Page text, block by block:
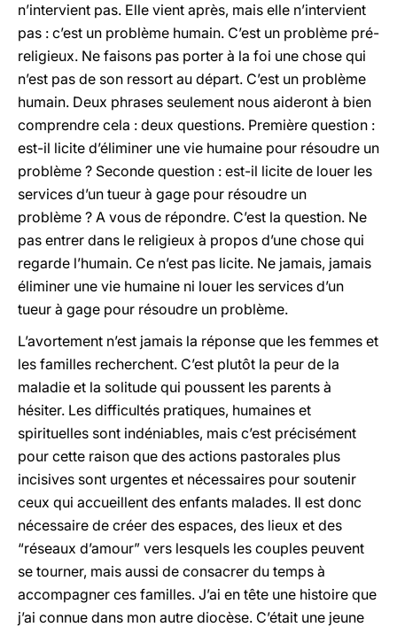
n’intervient pas. Elle vient après, mais elle n’intervient
pas : c’est un problème humain. C’est un problème pré-
religieux. Ne faisons pas porter à la foi une chose qui
n’est pas de son ressort au départ. C’est un problème
humain. Deux phrases seulement nous aideront à bien
comprendre cela : deux questions. Première question :
est-il licite d’éliminer une vie humaine pour résoudre un
problème ? Seconde question : est-il licite de louer les
services d’un tueur à gage pour résoudre un
problème ? A vous de répondre. C’est la question. Ne
pas entrer dans le religieux à propos d’une chose qui
regarde l’humain. Ce n’est pas licite. Ne jamais, jamais
éliminer une vie humaine ni louer les services d’un
tueur à gage pour résoudre un problème.
L’avortement n’est jamais la réponse que les femmes et
les familles recherchent. C’est plutôt la peur de la
maladie et la solitude qui poussent les parents à
hésiter. Les difficultés pratiques, humaines et
spirituelles sont indéniables, mais c’est précisément
pour cette raison que des actions pastorales plus
incisives sont urgentes et nécessaires pour soutenir
ceux qui accueillent des enfants malades. Il est donc
nécessaire de créer des espaces, des lieux et des
“réseaux d’amour” vers lesquels les couples peuvent
se tourner, mais aussi de consacrer du temps à
accompagner ces familles. J’ai en tête une histoire que
j’ai connue dans mon autre diocèse. C’était une jeune